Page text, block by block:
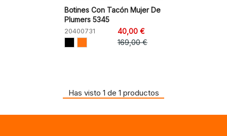
Botines Con Tacón Mujer De
Plumers 5345
20400731
40,00 €
169,00 €
Has visto 1 de 1 productos